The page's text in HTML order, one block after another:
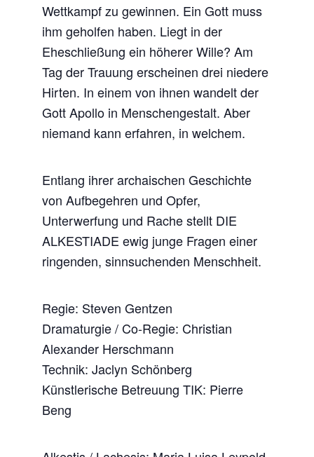
Wettkampf zu gewinnen. Ein Gott muss
ihm geholfen haben. Liegt in der
Eheschließung ein höherer Wille? Am
Tag der Trauung erscheinen drei niedere
Hirten. In einem von ihnen wandelt der
Gott Apollo in Menschengestalt. Aber
niemand kann erfahren, in welchem.
Entlang ihrer archaischen Geschichte
von Aufbegehren und Opfer,
Unterwerfung und Rache stellt DIE
ALKESTIADE ewig junge Fragen einer
ringenden, sinnsuchenden Menschheit.
Regie: Steven Gentzen
Dramaturgie / Co-Regie: Christian
Alexander Herschmann
Technik: Jaclyn Schönberg
Künstlerische Betreuung TIK: Pierre
Beng